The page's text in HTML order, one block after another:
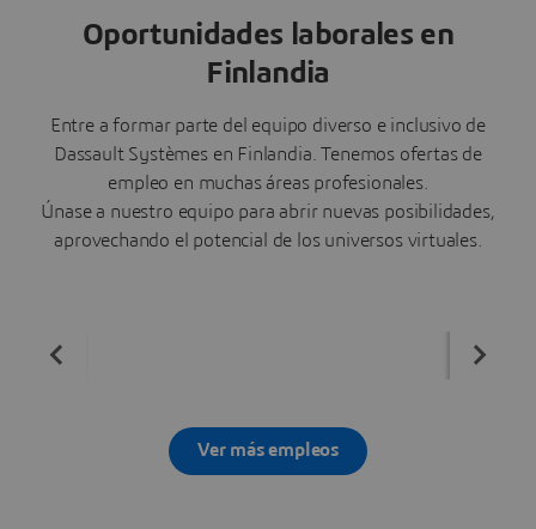
Oportunidades laborales en
Finlandia
Entre a formar parte del equipo diverso e inclusivo de
Dassault Systèmes en Finlandia. Tenemos ofertas de
empleo en muchas áreas profesionales.
Únase a nuestro equipo para abrir nuevas posibilidades,
aprovechando el potencial de los universos virtuales.
Ver más empleos